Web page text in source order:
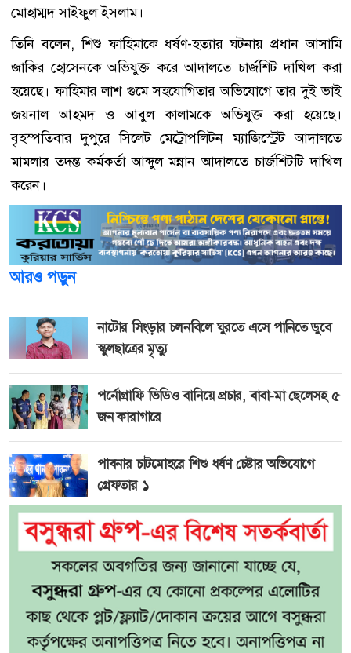
মোহাম্মদ সাইফুল ইসলাম।
তিনি বলেন, শিশু ফাহিমাকে ধর্ষণ-হত্যার ঘটনায় প্রধান আসামি
জাকির হোসেনকে অভিযুক্ত করে আদালতে চার্জশিট দাখিল করা
হয়েছে। ফাহিমার লাশ গুমে সহযোগিতার অভিযোগে তার দুই ভাই
জয়নাল আহমদ ও আবুল কালামকে অভিযুক্ত করা হয়েছে।
বৃহস্পতিবার দুপুরে সিলেট মেট্রোপলিটন ম্যাজিস্ট্রেট আদালতে
মামলার তদন্ত কর্মকর্তা আব্দুল মন্নান আদালতে চার্জশিটটি দাখিল
করেন।
আরও পড়ুন
নাটোর সিংড়ার চলনবিলে ঘুরতে এসে পানিতে ডুবে
স্কুলছাত্রের মৃত্যু
পর্নোগ্রাফি ভিডিও বানিয়ে প্রচার, বাবা-মা ছেলেসহ ৫
জন কারাগারে
পাবনার চাটমোহরে শিশু ধর্ষণ চেষ্টার অভিযোগে
গ্রেফতার ১